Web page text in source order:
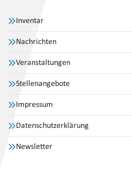
Inventar
Nachrichten
Veranstaltungen
Stellenangebote
Impressum
Datenschutzerklärung
Newsletter